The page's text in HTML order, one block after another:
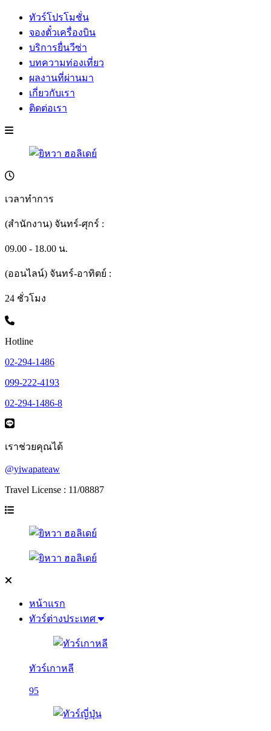
ทัวร์โปรโมชั่น
จองตั๋วเครื่องบิน
บริการยื่นวีซ่า
บทความท่องเที่ยว
ผลงานที่ผ่านมา
เกี่ยวกับเรา
ติดต่อเรา
เวลาทำการ
(สำนักงาน) จันทร์-ศุกร์ :
09.00 - 18.00 น.
(ออนไลน์) จันทร์-อาทิตย์ :
24 ชั่วโมง
Hotline
02-294-1486
099-222-4193
02-294-1486-8
เราช่วยคุณได้
@yiwapateaw
Travel License : 11/08887
หน้าแรก
ทัวร์ต่างประเทศ
ทัวร์เกาหลี
95